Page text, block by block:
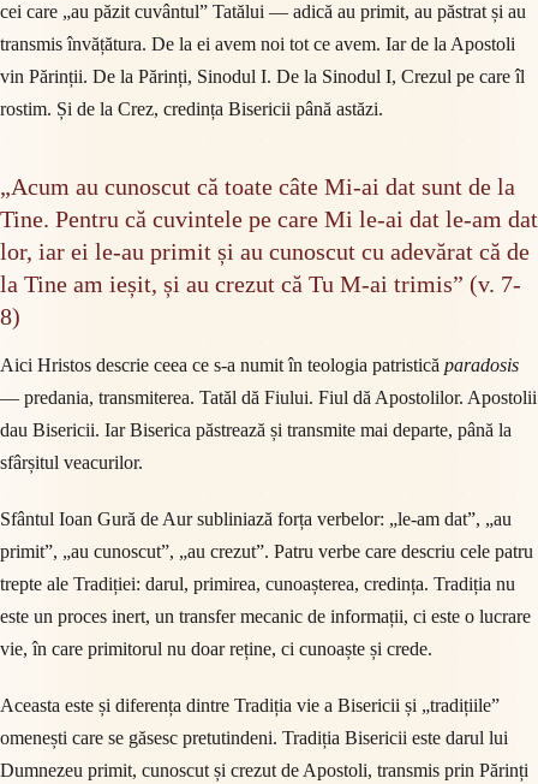
cei care „au păzit cuvântul” Tatălui — adică au primit, au păstrat și au
transmis învățătura. De la ei avem noi tot ce avem. Iar de la Apostoli
vin Părinții. De la Părinți, Sinodul I. De la Sinodul I, Crezul pe care îl
rostim. Și de la Crez, credința Bisericii până astăzi.
„Acum au cunoscut că toate câte Mi-ai dat sunt de la
Tine. Pentru că cuvintele pe care Mi le-ai dat le-am dat
lor, iar ei le-au primit și au cunoscut cu adevărat că de
la Tine am ieșit, și au crezut că Tu M-ai trimis” (v. 7-
8)
Aici Hristos descrie ceea ce s-a numit în teologia patristică paradosis
— predania, transmiterea. Tatăl dă Fiului. Fiul dă Apostolilor. Apostolii
dau Bisericii. Iar Biserica păstrează și transmite mai departe, până la
sfârșitul veacurilor.
Sfântul Ioan Gură de Aur subliniază forța verbelor: „le-am dat”, „au
primit”, „au cunoscut”, „au crezut”. Patru verbe care descriu cele patru
trepte ale Tradiției: darul, primirea, cunoașterea, credința. Tradiția nu
este un proces inert, un transfer mecanic de informații, ci este o lucrare
vie, în care primitorul nu doar reține, ci cunoaște și crede.
Aceasta este și diferența dintre Tradiția vie a Bisericii și „tradițiile”
omenești care se găsesc pretutindeni. Tradiția Bisericii este darul lui
Dumnezeu primit, cunoscut și crezut de Apostoli, transmis prin Părinți